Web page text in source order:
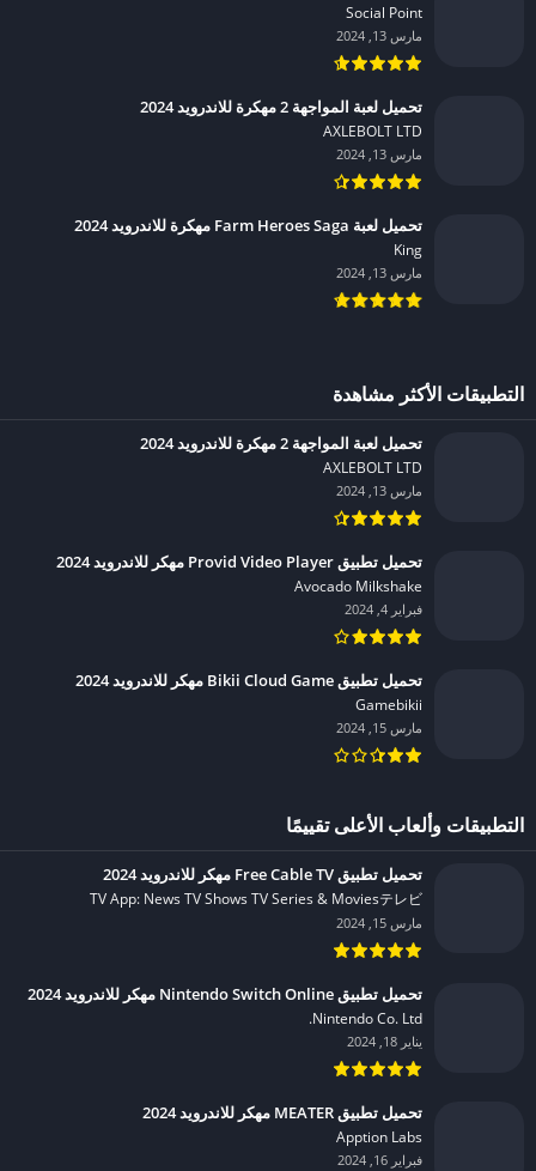
Social Point‏
مارس 13, 2024
تحميل لعبة المواجهة 2 مهكرة للاندرويد 2024
AXLEBOLT LTD‏
مارس 13, 2024
تحميل لعبة Farm Heroes Saga مهكرة للاندرويد 2024
King‏
مارس 13, 2024
التطبيقات الأكثر مشاهدة
تحميل لعبة المواجهة 2 مهكرة للاندرويد 2024
AXLEBOLT LTD‏
مارس 13, 2024
تحميل تطبيق Provid Video Player مهكر للاندرويد 2024
Avocado Milkshake‏
فبراير 4, 2024
تحميل تطبيق Bikii Cloud Game مهكر للاندرويد 2024
Gamebikii‏
مارس 15, 2024
التطبيقات وألعاب الأعلى تقييمًا
تحميل تطبيق Free Cable TV مهكر للاندرويد 2024
TV App: News TV Shows TV Series & Moviesテレビ‏
مارس 15, 2024
تحميل تطبيق Nintendo Switch Online مهكر للاندرويد 2024
Nintendo Co. Ltd.‏
يناير 18, 2024
تحميل تطبيق MEATER مهكر للاندرويد 2024
Apption Labs‏
فبراير 16, 2024